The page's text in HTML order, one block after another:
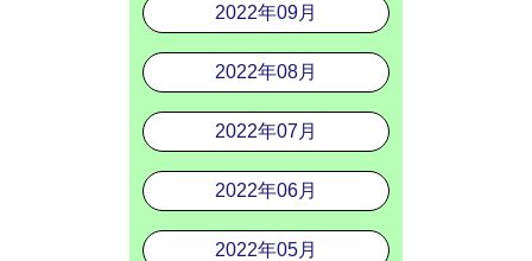
2022年09月
2022年08月
2022年07月
2022年06月
2022年05月